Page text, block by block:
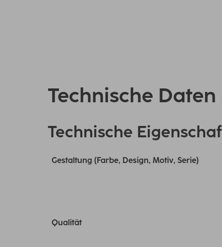
Technische Daten
Technische
Gestaltung (Farbe, Design, Motiv, Serie)
Qualität